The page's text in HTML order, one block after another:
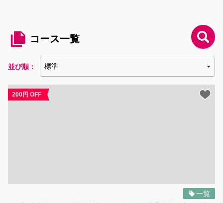
コース一覧
並び順：
200円 OFF
一覧